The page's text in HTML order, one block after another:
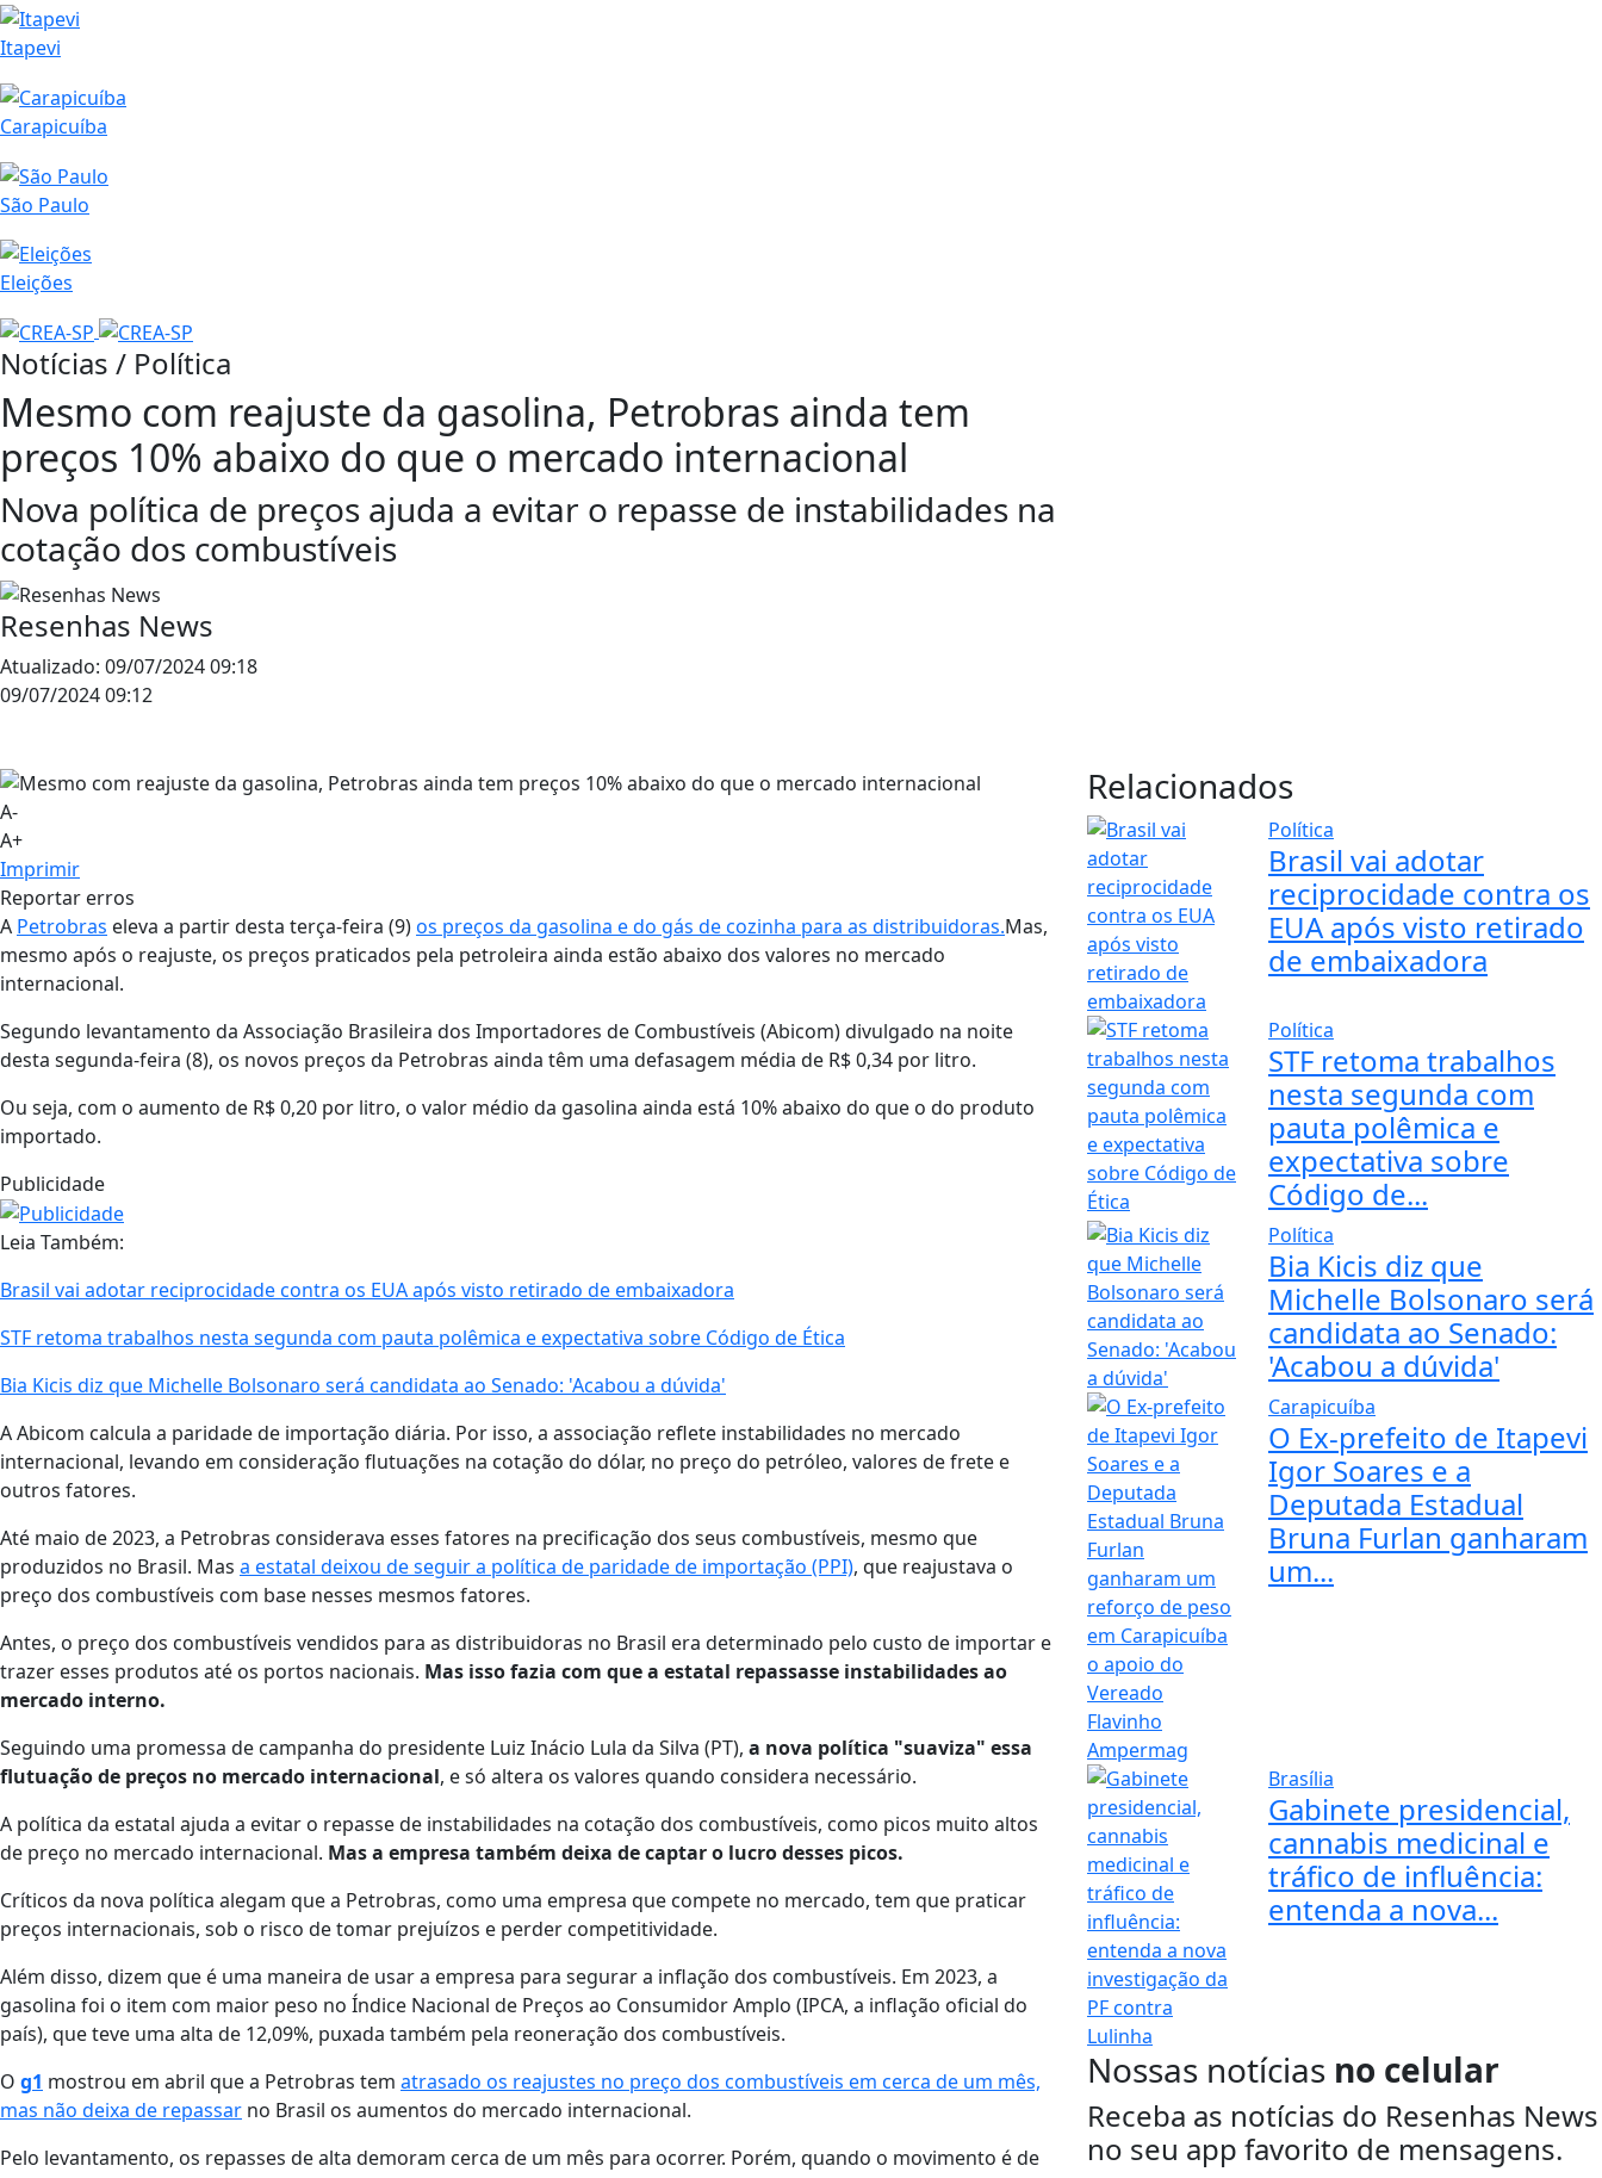
Itapevi
Carapicuíba
São Paulo
Eleições
Notícias / Política
Mesmo com reajuste da gasolina, Petrobras ainda tem
preços 10% abaixo do que o mercado internacional
Nova política de preços ajuda a evitar o repasse de instabilidades na
cotação dos combustíveis
Resenhas News
Atualizado: 09/07/2024 09:18
09/07/2024 09:12
A-
A+
Imprimir
Reportar erros
A Petrobras eleva a partir desta terça-feira (9)os preços da gasolina e do gás de cozinha para as distribuidoras.Mas,
mesmo após o reajuste, os preços praticados pela petroleira ainda estão abaixo dos valores no mercado
internacional.
Segundo levantamento da Associação Brasileira dos Importadores de Combustíveis (Abicom) divulgado na noite
desta segunda-feira (8), os novos preços da Petrobras ainda têm uma defasagem média de R$ 0,34 por litro.
Ou seja, com o aumento de R$ 0,20 por litro, o valor médio da gasolina ainda está 10% abaixo do que o do produto
importado.
Publicidade
Leia Também:
Brasil vai adotar reciprocidade contra os EUA após visto retirado de embaixadora
STF retoma trabalhos nesta segunda com pauta polêmica e expectativa sobre Código de Ética
Bia Kicis diz que Michelle Bolsonaro será candidata ao Senado: 'Acabou a dúvida'
A Abicom calcula a paridade de importação diária. Por isso, a associação reflete instabilidades no mercado
internacional, levando em consideração flutuações na cotação do dólar, no preço do petróleo, valores de frete e
outros fatores.
Até maio de 2023, a Petrobras considerava esses fatores na precificação dos seus combustíveis, mesmo que
produzidos no Brasil. Mas a estatal deixou de seguir a política de paridade de importação (PPI), que reajustava o
preço dos combustíveis com base nesses mesmos fatores.
Antes, o preço dos combustíveis vendidos para as distribuidoras no Brasil era determinado pelo custo de importar e
trazer esses produtos até os portos nacionais. Mas isso fazia com que a estatal repassasse instabilidades ao
mercado interno.
Seguindo uma promessa de campanha do presidente Luiz Inácio Lula da Silva (PT), a nova política "suaviza" essa
flutuação de preços no mercado internacional, e só altera os valores quando considera necessário.
A política da estatal ajuda a evitar o repasse de instabilidades na cotação dos combustíveis, como picos muito altos
de preço no mercado internacional. Mas a empresa também deixa de captar o lucro desses picos.
Críticos da nova política alegam que a Petrobras, como uma empresa que compete no mercado, tem que praticar
preços internacionais, sob o risco de tomar prejuízos e perder competitividade.
Além disso, dizem que é uma maneira de usar a empresa para segurar a inflação dos combustíveis. Em 2023, a
gasolina foi o item com maior peso no Índice Nacional de Preços ao Consumidor Amplo (IPCA, a inflação oficial do
país), que teve uma alta de 12,09%, puxada também pela reoneração dos combustíveis.
O g1 mostrou em abril que a Petrobras tem atrasado os reajustes no preço dos combustíveis em cerca de um mês,
mas não deixa de repassar no Brasil os aumentos do mercado internacional.
Pelo levantamento, os repasses de alta demoram cerca de um mês para ocorrer. Porém, quando o movimento é de
Relacionados
Política
Brasil vai adotar
reciprocidade contra os
EUA após visto retirado
de embaixadora
Política
STF retoma trabalhos
nesta segunda com
pauta polêmica e
expectativa sobre
Código de...
Política
Bia Kicis diz que
Michelle Bolsonaro será
candidata ao Senado:
'Acabou a dúvida'
Carapicuíba
O Ex-prefeito de Itapevi
Igor Soares e a
Deputada Estadual
Bruna Furlan ganharam
um...
Brasília
Gabinete presidencial,
cannabis medicinal e
tráfico de influência:
entenda a nova...
Nossas notícias no celular
Receba as notícias do Resenhas News
no seu app favorito de mensagens.